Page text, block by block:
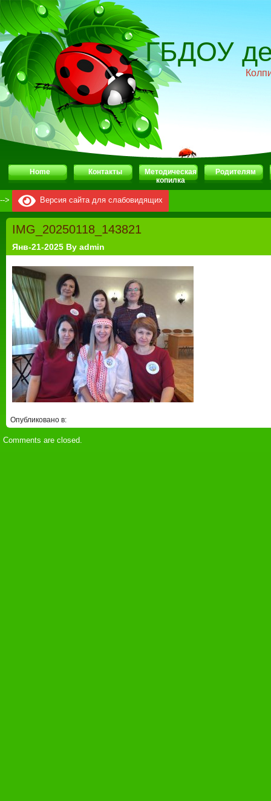
ГБДОУ
Home Контакты
Методическая
копилка
Родителям
--> Версия сайта для слабовидящих
IMG_20250118_143821
Янв-21-2025 By admin
Опубликовано в:
Comments are closed.